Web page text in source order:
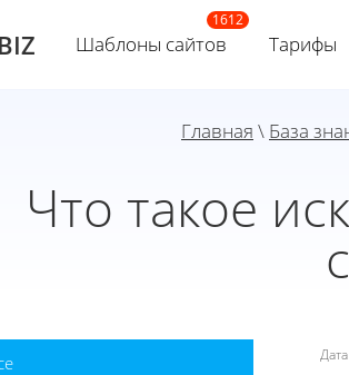
Шаблоны сайтов Тарифы
Главная \ База
Что такое